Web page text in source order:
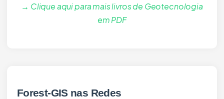
→ Clique aqui para mais livros de Geotecnologia
em PDF
Forest-GIS nas Redes